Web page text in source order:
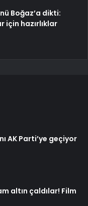
Boğaz’a dikti:
için hazırlıklar
AK Parti’ye geçiyor
altın çaldılar! Film